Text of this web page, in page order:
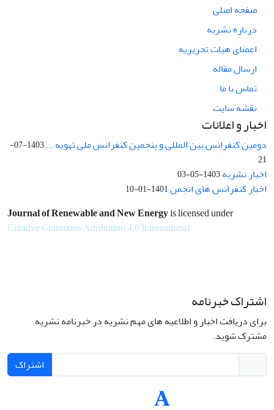
صفحه اصلی
درباره نشریه
اعضای هیات تحریریه
ارسال مقاله
تماس با ما
نقشه سایت
اخبار و اعلانات
دومین کنفرانس بین المللی و پنجمین کنفرانس ملی تهویه ...
1403-07-
21
اخبار نشریه1403-05-03
اخبار کنفرانس های انجمن1401-01-10
Journal of Renewable and New Energyis licensed under
Creative Commons Attribution 4.0 International
اشتراک خبرنامه
برای دریافت اخبار و اطلاعیه های مهم نشریه در خبرنامه نشریه
مشترک شوید.
اشتراک